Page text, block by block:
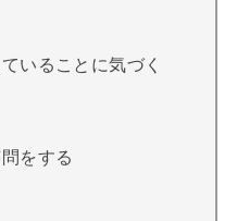
いることに気づく
をする